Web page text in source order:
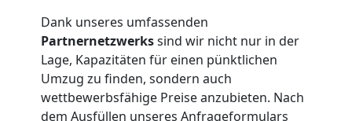
Dank unseres umfassenden
Partnernetzwerkssind wir nicht nur in der
Lage, Kapazitäten für einen pünktlichen
Umzug zu finden, sondern auch
wettbewerbsfähige Preise anzubieten. Nach
dem Ausfüllen unseres Anfrageformulars
Wolfsberg
Beiladung